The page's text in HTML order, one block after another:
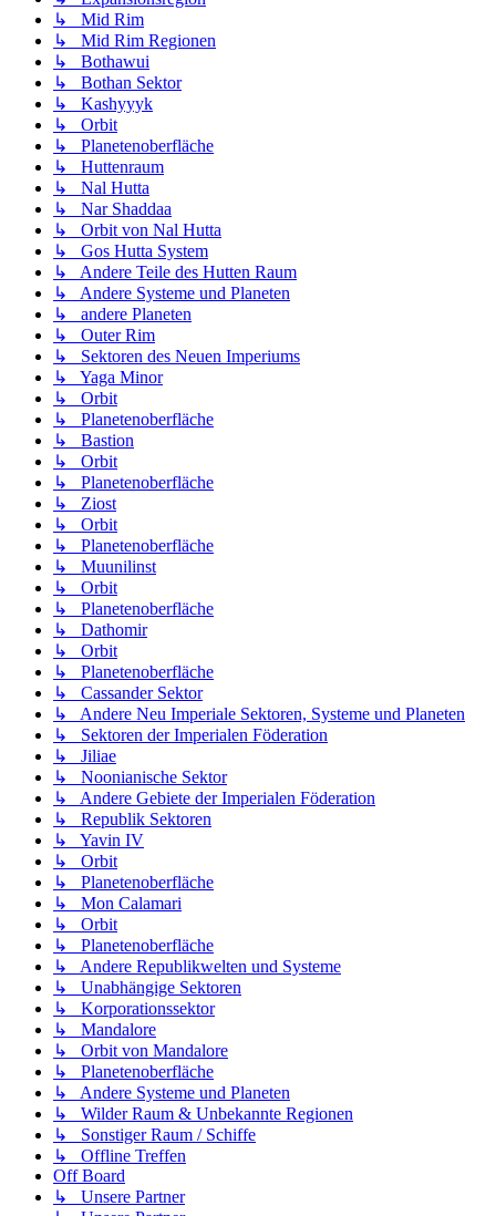
↳ Mid Rim
↳ Mid Rim Regionen
↳ Bothawui
↳ Bothan Sektor
↳ Kashyyyk
↳ Orbit
↳ Planetenoberfläche
↳ Huttenraum
↳ Nal Hutta
↳ Nar Shaddaa
↳ Orbit von Nal Hutta
↳ Gos Hutta System
↳ Andere Teile des Hutten Raum
↳ Andere Systeme und Planeten
↳ andere Planeten
↳ Outer Rim
↳ Sektoren des Neuen Imperiums
↳ Yaga Minor
↳ Orbit
↳ Planetenoberfläche
↳ Bastion
↳ Orbit
↳ Planetenoberfläche
↳ Ziost
↳ Orbit
↳ Planetenoberfläche
↳ Muunilinst
↳ Orbit
↳ Planetenoberfläche
↳ Dathomir
↳ Orbit
↳ Planetenoberfläche
↳ Cassander Sektor
↳ Andere Neu Imperiale Sektoren, Systeme und Planeten
↳ Sektoren der Imperialen Föderation
↳ Jiliae
↳ Noonianische Sektor
↳ Andere Gebiete der Imperialen Föderation
↳ Republik Sektoren
↳ Yavin IV
↳ Orbit
↳ Planetenoberfläche
↳ Mon Calamari
↳ Orbit
↳ Planetenoberfläche
↳ Andere Republikwelten und Systeme
↳ Unabhängige Sektoren
↳ Korporationssektor
↳ Mandalore
↳ Orbit von Mandalore
↳ Planetenoberfläche
↳ Andere Systeme und Planeten
↳ Wilder Raum & Unbekannte Regionen
↳ Sonstiger Raum / Schiffe
↳ Offline Treffen
Off Board
↳ Unsere Partner